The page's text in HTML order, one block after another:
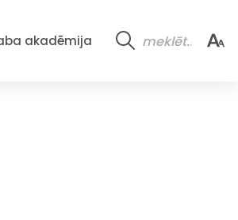
akadēmija